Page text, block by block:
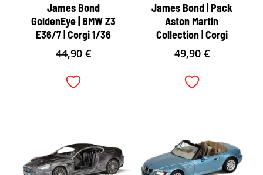
James Bond
GoldenEye | BMW Z3
E36/7 | Corgi 1/36
44,90€
James Bond | Pack
Aston Martin
Collection | Corgi
49,90 €